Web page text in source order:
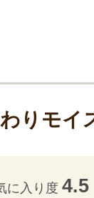
りモイ
に入り度 4.5